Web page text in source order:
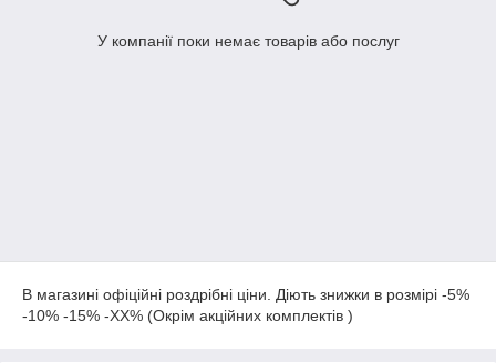
У компанії поки немає товарів або послуг
В магазині офіційні роздрібні ціни. Діють знижки в розмірі -5%
-10% -15% -ХХ% (Окрім акційних комплектів )